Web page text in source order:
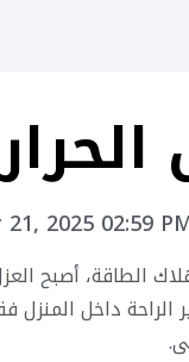
21, 2025 02:59
الطاقة، أصبح
الراحة داخل